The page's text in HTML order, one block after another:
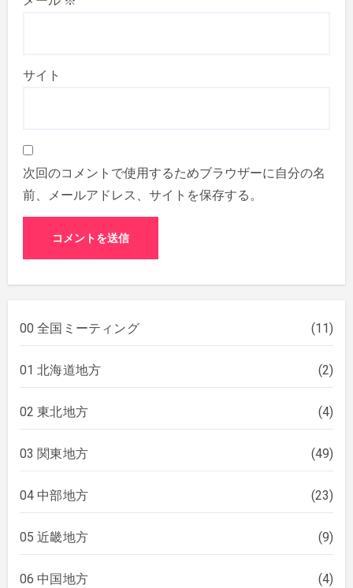
サイト
次回のコメントで使用するためブラウザーに自分の名
前、メールアドレス、サイトを保存する。
00 全国ミーティング (11)
01 北海道地方 (2)
02 東北地方 (4)
03 関東地方 (49)
04 中部地方 (23)
05 近畿地方 (9)
06 中国地方 (4)